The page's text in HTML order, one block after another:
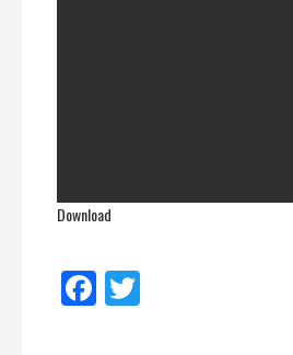
Download
Facebook